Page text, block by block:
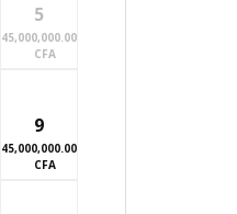
5
45,000,000.00
CFA
9
45,000,000.00
CFA